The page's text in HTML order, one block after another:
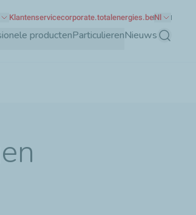
productenParticulierenNieuws Zoeken
Klantenservicecorporate.totalenergies.beNl